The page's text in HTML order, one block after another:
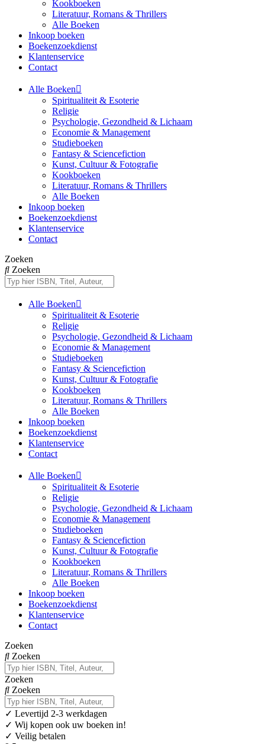
Kookboeken
Literatuur, Romans & Thrillers
Alle Boeken
Inkoop boeken
Boekenzoekdienst
Klantenservice
Contact
Alle Boeken
Spiritualiteit & Esoterie
Religie
Psychologie, Gezondheid & Lichaam
Economie & Management
Studieboeken
Fantasy & Sciencefiction
Kunst, Cultuur & Fotografie
Kookboeken
Literatuur, Romans & Thrillers
Alle Boeken
Inkoop boeken
Boekenzoekdienst
Klantenservice
Contact
Zoeken
Zoeken
Alle Boeken
Spiritualiteit & Esoterie
Religie
Psychologie, Gezondheid & Lichaam
Economie & Management
Studieboeken
Fantasy & Sciencefiction
Kunst, Cultuur & Fotografie
Kookboeken
Literatuur, Romans & Thrillers
Alle Boeken
Inkoop boeken
Boekenzoekdienst
Klantenservice
Contact
Alle Boeken
Spiritualiteit & Esoterie
Religie
Psychologie, Gezondheid & Lichaam
Economie & Management
Studieboeken
Fantasy & Sciencefiction
Kunst, Cultuur & Fotografie
Kookboeken
Literatuur, Romans & Thrillers
Alle Boeken
Inkoop boeken
Boekenzoekdienst
Klantenservice
Contact
Zoeken
Zoeken
Zoeken
Zoeken
✓ Levertijd 2-3 werkdagen
✓ Wij kopen ook uw boeken in!
✓ Veilig betalen